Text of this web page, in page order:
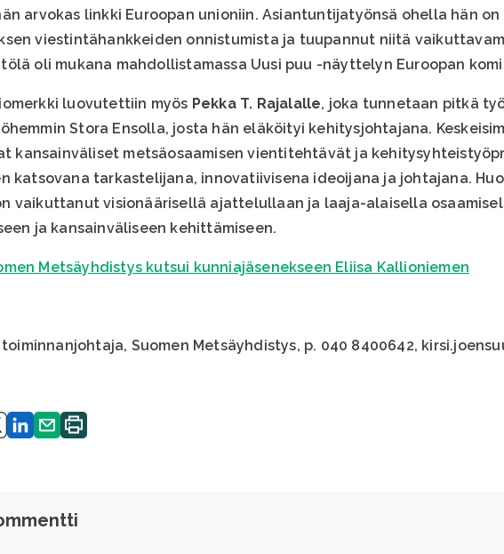
arvokas linkki Euroopan unioniin. Asiantuntijatyönsä ohella hän
viestintähankkeiden onnistumista ja tuupannut niitä
oli mukana mahdollistamassa Uusi puu -näyttelyn Euroopan
luovutettiin myös Pekka T. Rajalalle, joka tunnetaan pitkä
Stora Ensolla, josta hän eläköityi kehitysjohtajana.
kansainväliset metsäosaamisen vientitehtävät ja
katsovana tarkastelijana, innovatiivisena ideoijana ja johtajana.
vaikuttanut visionäärisellä ajattelullaan ja laaja-alaisella
ja kansainväliseen kehittämiseen.
Metsäyhdistys kutsui kunniajäsenekseen Eliisa Kallioniemen
toiminnanjohtaja, Suomen Metsäyhdistys, p. 040 8400642,
Jaa. Jaa. Tulosta
sivu.